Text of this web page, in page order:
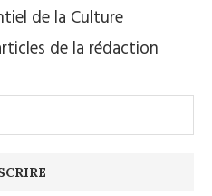
de la Culture
de la rédaction